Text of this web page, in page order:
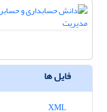
فایل ها